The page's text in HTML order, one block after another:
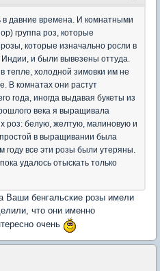
давние времена. И комнатными
группа роз, которые
которые изначально росли в
и были вывезены оттуда.
тепле, холодной зимовки им не
В комнатах они растут
года, иногда выдавая букеты из
века я выращивала
роз: белую, желтую, малиновую и
в выращивании была
году все эти розы были утеряны.
удалось отыскать только
Ваши бенгальские розы имели
что они именно
очень